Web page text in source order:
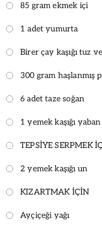
85 gram ekmek içi
1 adet yumurta
Birer çay kaşığı tuz
300 gram haşlanmış
6 adet taze soğan
1 yemek kaşığı
TEPSİYE SERPMEK
2 yemek kaşığı un
KIZARTMAK İÇİN
Ayçiçeği yağı